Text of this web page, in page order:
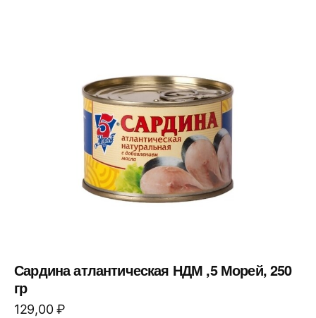
Сардина атлантическая НДМ ,5 Морей, 250
гр
129,00₽